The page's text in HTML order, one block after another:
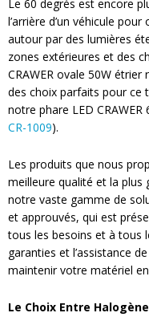
Le 60 degrés est encore
l’arrière d’un véhicule
autour par des lumières
zones extérieures et des
CRAWER ovale 50W étrier
des choix parfaits pour ce
notre phare LED
CR-1009).
Les produits que nous
meilleure qualité et la plus
notre vaste gamme de
et approuvés, qui est
tous les besoins et à tous
garanties et l’assistance
maintenir votre matériel
Le Choix Entre